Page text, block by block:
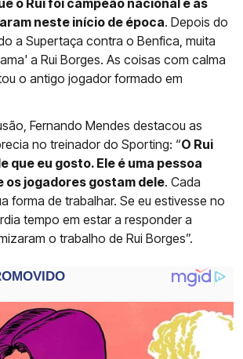
o Rui foi campeão nacional e as
neste início de época. Depois do
a Supertaça contra o Benfica, muita
a Rui Borges. As coisas com calma
o antigo jogador formado em
Fernando Mendes destacou as
no treinador do Sporting: “O Rui
que eu gosto. Ele é uma pessoa
os jogadores gostam dele. Cada
forma de trabalhar. Se eu estivesse no
tempo em estar a responder a
o trabalho de Rui Borges”.